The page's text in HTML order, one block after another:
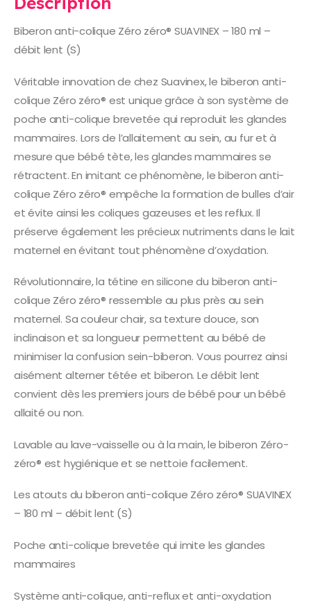
Biberon anti-colique Zéro zéro® SUAVINEX – 180 ml –
débit lent (S)
Véritable innovation de chez Suavinex, le biberon anti-
colique Zéro zéro® est unique grâce à son système de
poche anti-colique brevetée qui reproduit les glandes
mammaires. Lors de l’allaitement au sein, au fur et à
mesure que bébé tète, les glandes mammaires se
rétractent. En imitant ce phénomène, le biberon anti-
colique Zéro zéro® empêche la formation de bulles d’air
et évite ainsi les coliques gazeuses et les reflux. Il
préserve également les précieux nutriments dans le lait
maternel en évitant tout phénomène d’oxydation.
Révolutionnaire, la tétine en silicone du biberon anti-
colique Zéro zéro® ressemble au plus près au sein
maternel. Sa couleur chair, sa texture douce, son
inclinaison et sa longueur permettent au bébé de
minimiser la confusion sein-biberon. Vous pourrez ainsi
aisément alterner tétée et biberon. Le débit lent
convient dès les premiers jours de bébé pour un bébé
allaité ou non.
Lavable au lave-vaisselle ou à la main, le biberon Zéro-
zéro® est hygiénique et se nettoie facilement.
Les atouts du biberon anti-colique Zéro zéro® SUAVINEX
– 180 ml – débit lent (S)
Poche anti-colique brevetée qui imite les glandes
mammaires
Système anti-colique, anti-reflux et anti-oxydation